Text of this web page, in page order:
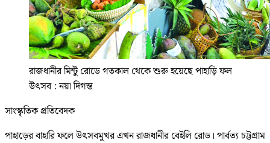
রাজধানীর মিন্টু রোডে গতকাল থেকে শুরু হয়েছে পাহাড়ি ফল
উৎসব : নয়া দিগন্ত
সাংস্কৃতিক প্রতিবেদক
পাহাড়ের বাহারি ফলে উৎসবমুখর এখন রাজধানীর বেইলি রোড। পার্বত্য চট্টগ্রাম